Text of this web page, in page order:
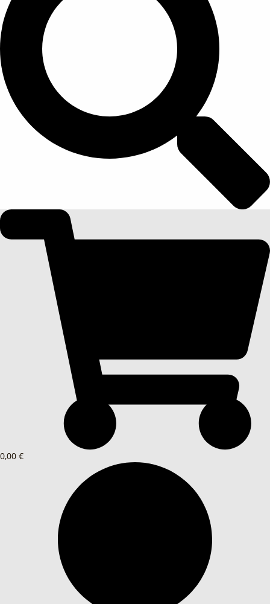
0,00 €